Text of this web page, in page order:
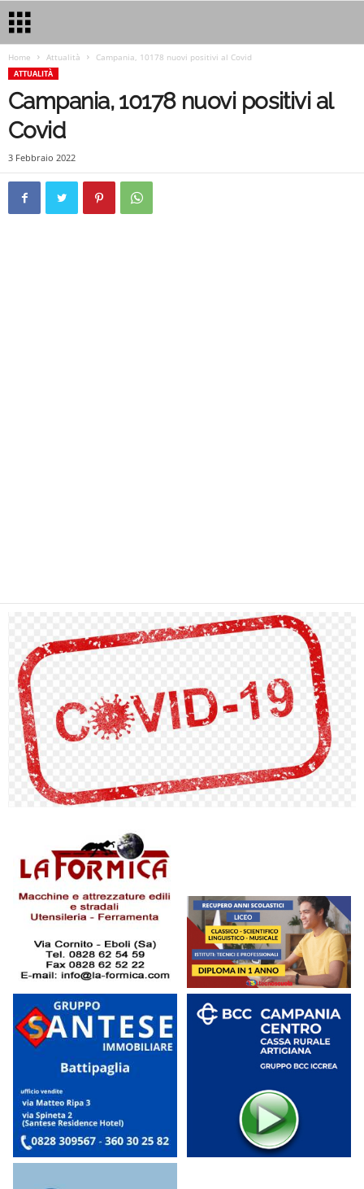
Home Attualità Campania, 10178 nuovi positivi al Covid
ATTUALITÀ
Campania, 10178 nuovi positivi al
Covid
3 Febbraio 2022